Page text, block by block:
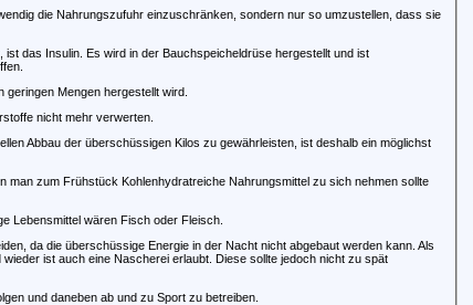
die Nahrungszufuhr einzuschränken, sondern nur so umzustellen, dass sie
das Insulin. Es wird in der Bauchspeicheldrüse hergestellt und ist
Mengen hergestellt wird.
nicht mehr verwerten.
Abbau der überschüssigen Kilos zu gewährleisten, ist deshalb ein möglichst
zum Frühstück Kohlenhydratreiche Nahrungsmittel zu sich nehmen sollte
Lebensmittel wären Fisch oder Fleisch.
da die überschüssige Energie in der Nacht nicht abgebaut werden kann. Als
ist auch eine Nascherei erlaubt. Diese sollte jedoch nicht zu spät
und daneben ab und zu Sport zu betreiben.